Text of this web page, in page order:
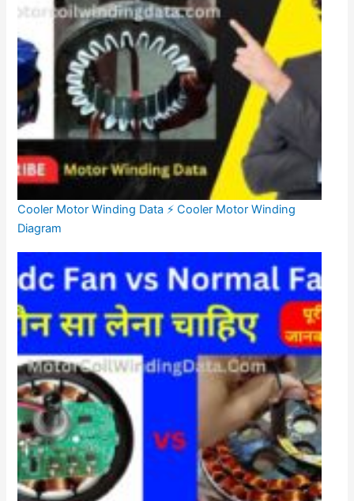
Cooler Motor Winding Data ⚡ Cooler Motor Winding
Diagram